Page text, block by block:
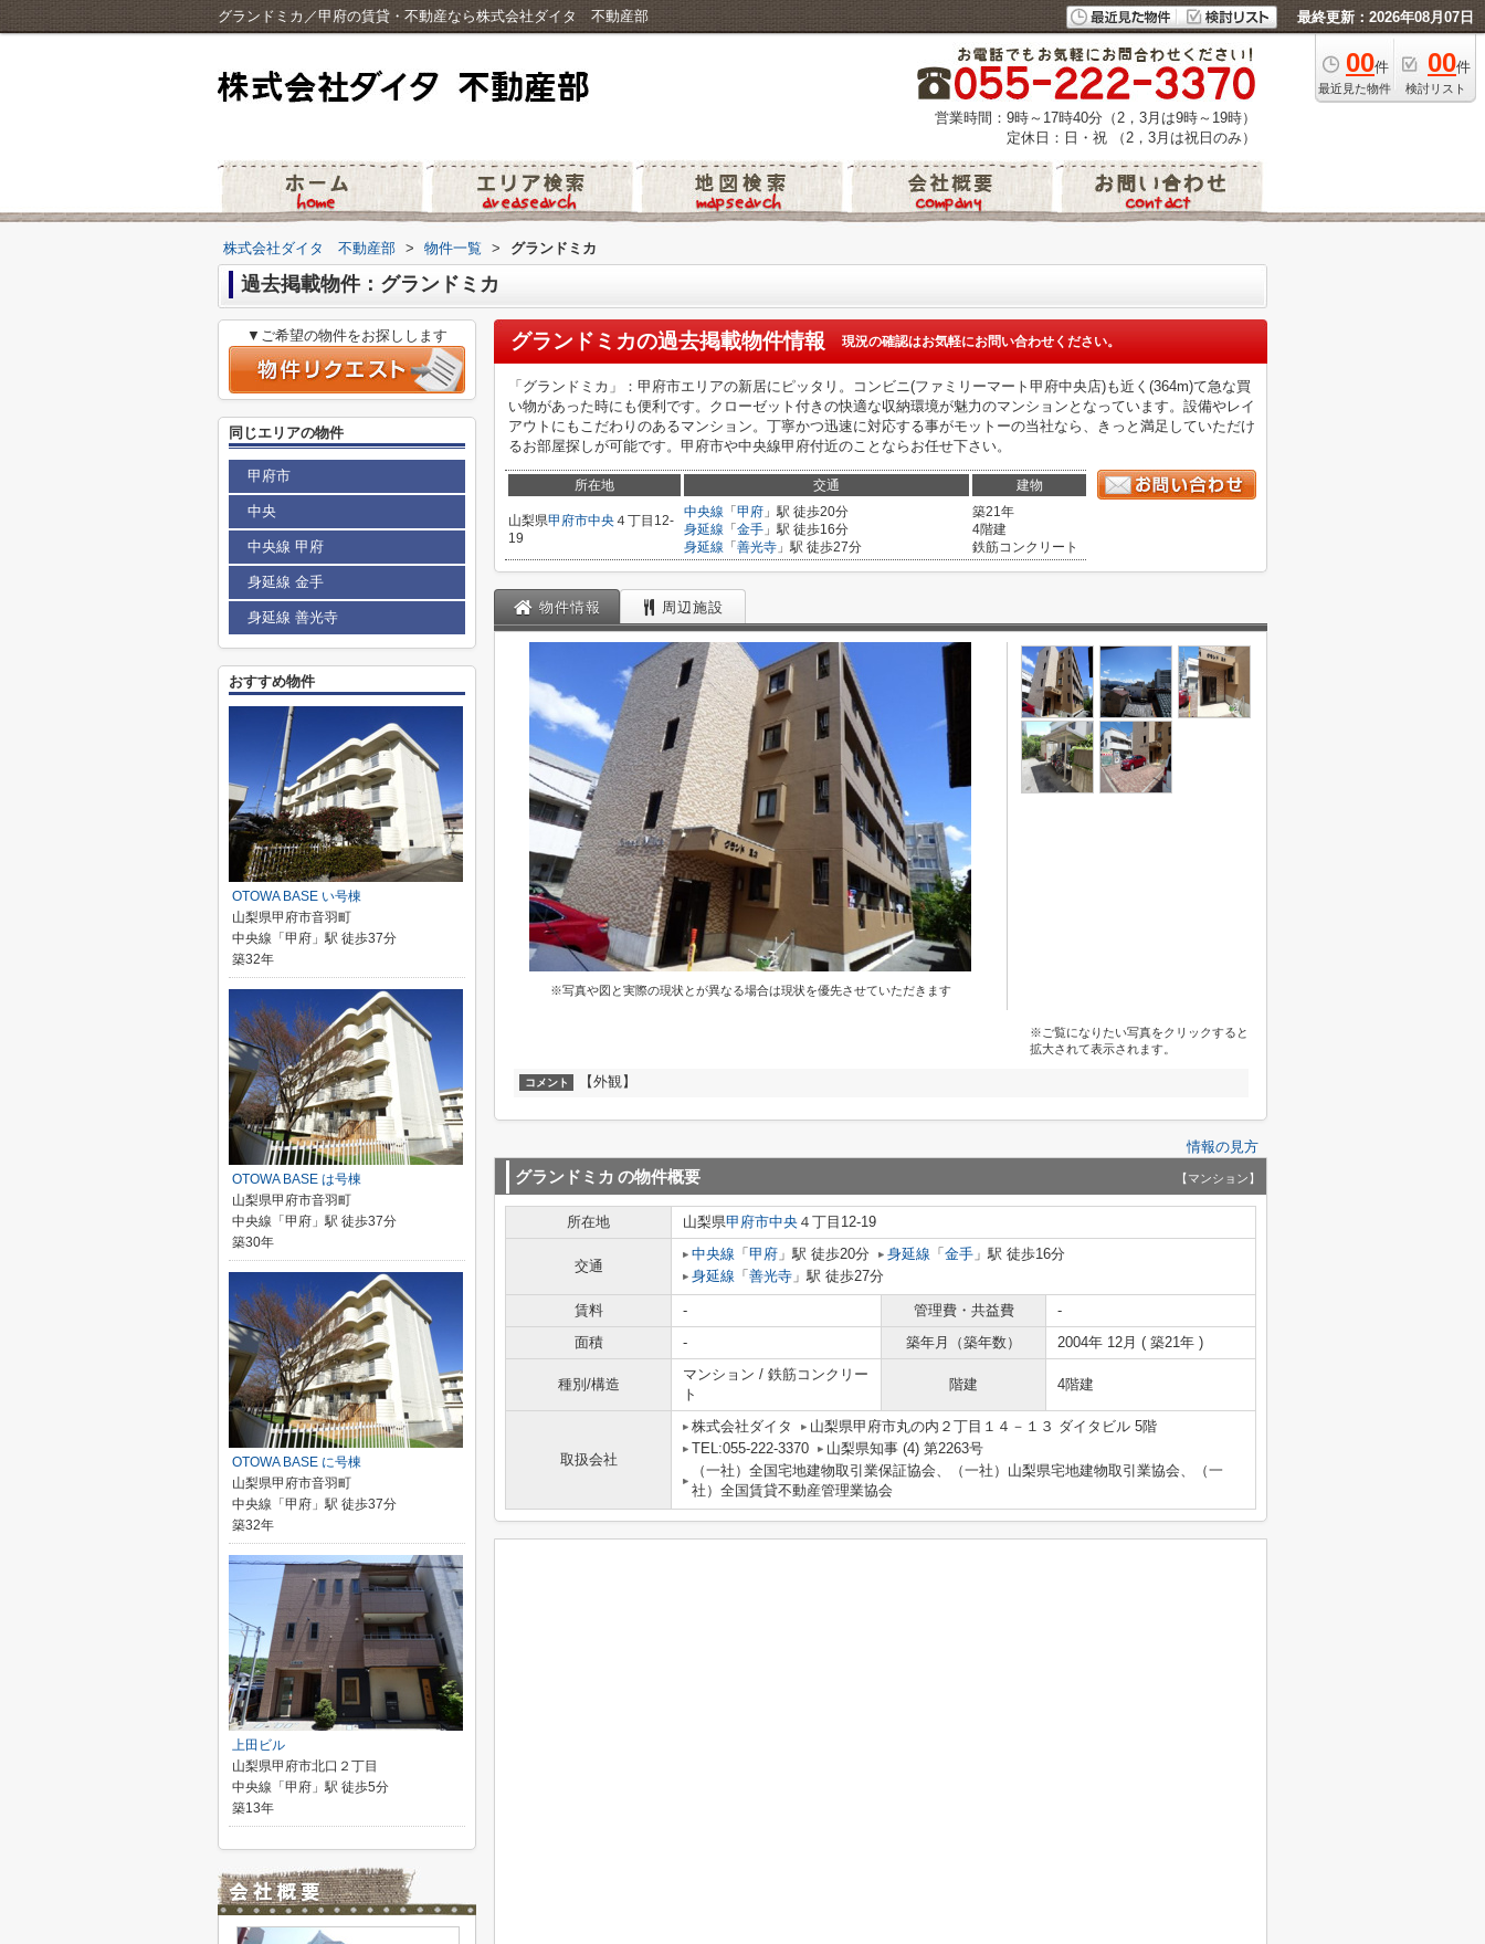
グランドミカ／甲府の賃貸・不動産なら株式会社ダイタ 不動産部 最終更新：2026年08月07日
00件
最近見た物件
00件
検討リスト
営業時間：9時～17時40分（2，3月は9時～19時）
定休日：日・祝 （2，3月は祝日のみ）
株式会社ダイタ 不動産部 > 物件一覧 > グランドミカ
過去掲載物件：グランドミカ
グランドミカの過去掲載物件情報 現況の確認はお気軽にお問い合わせください。
「グランドミカ」：甲府市エリアの新居にピッタリ。コンビニ(ファミリーマート甲府中央店)も近く(364m)て急な買
い物があった時にも便利です。クローゼット付きの快適な収納環境が魅力のマンションとなっています。設備やレイ
アウトにもこだわりのあるマンション。丁寧かつ迅速に対応する事がモットーの当社なら、きっと満足していただけ
るお部屋探しが可能です。甲府市や中央線甲府付近のことならお任せ下さい。
所在地 交通 建物
山梨県甲府市中央４丁目12-
19
中央線 「 甲府 」駅 徒歩20分
身延線 「 金手 」駅 徒歩16分
身延線 「 善光寺 」駅 徒歩27分
築21年
4階建
鉄筋コンクリート
物件情報 周辺施設
※写真や図と実際の現状とが異なる場合は現状を優先させていただきます
※ご覧になりたい写真をクリックすると
拡大されて表示されます。
コメント 【外観】
情報の見方
グランドミカ の物件概要 【マンション】
所在地 山梨県甲府市中央 ４丁目12-19
交通
中央線 「 甲府 」駅 徒歩20分 身延線 「 金手 」駅 徒歩16分
身延線 「 善光寺 」駅 徒歩27分
賃料 - 管理費・共益費
-
面積
- 築年月（築年数） 2004年 12月 ( 築21年 )
種別/構造
マンション / 鉄筋コンクリー
ト
階建 4階建
取扱会社
株式会社ダイタ
山梨県甲府市丸の内２丁目１４－１３ ダイタビル 5階
TEL:055-222-3370
山梨県知事 (4) 第2263号
（一社）全国宅地建物取引業保証協会、（一社）山梨県宅地建物取引業協会、（一
社）全国賃貸不動産管理業協会
▼ご希望の物件をお探しします
同じエリアの物件
甲府市
中央
中央線 甲府
身延線 金手
身延線 善光寺
おすすめ物件
OTOWA BASE い号棟
山梨県甲府市音羽町
中央線「甲府」駅 徒歩37分
築32年
OTOWA BASE は号棟
山梨県甲府市音羽町
中央線「甲府」駅 徒歩37分
築30年
OTOWA BASE に号棟
山梨県甲府市音羽町
中央線「甲府」駅 徒歩37分
築32年
上田ビル
山梨県甲府市北口２丁目
中央線「甲府」駅 徒歩5分
築13年